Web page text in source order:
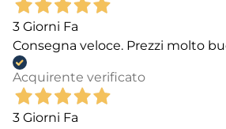
3 Giorni Fa
Consegna veloce. Prezzi molto
Acquirente verificato
3 Giorni Fa